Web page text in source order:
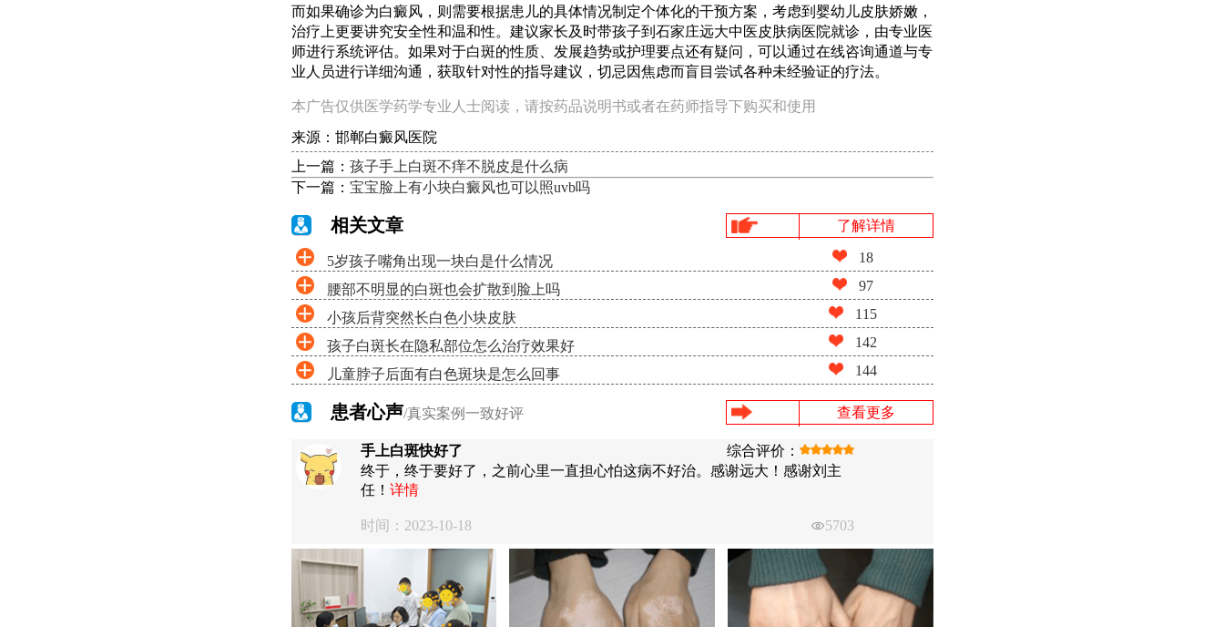
而如果确诊为白癜风，则需要根据患儿的具体情况制定个体化的干预方案，考虑到婴幼儿皮肤娇嫩，
治疗上更要讲究安全性和温和性。建议家长及时带孩子到石家庄远大中医皮肤病医院就诊，由专业医
师进行系统评估。如果对于白斑的性质、发展趋势或护理要点还有疑问，可以通过在线咨询通道与专
业人员进行详细沟通，获取针对性的指导建议，切忌因焦虑而盲目尝试各种未经验证的疗法。
本广告仅供医学药学专业人士阅读，请按药品说明书或者在药师指导下购买和使用
来源：邯郸白癜风医院
上一篇： 孩子手上白斑不痒不脱皮是什么病
下一篇： 宝宝脸上有小块白癜风也可以照uvb吗
相关文章 了解详情
5岁孩子嘴角出现一块白是什么情况 18
腰部不明显的白斑也会扩散到脸上吗 97
小孩后背突然长白色小块皮肤 115
孩子白斑长在隐私部位怎么治疗效果好 142
儿童脖子后面有白色斑块是怎么回事 144
患者心声/真实案例一致好评 查看更多
手上白斑快好了
综合评价：
终于，终于要好了，之前心里一直担心怕这病不好治。感谢远大！感谢刘主
任！ 详情
时间：2023-10-18 5703